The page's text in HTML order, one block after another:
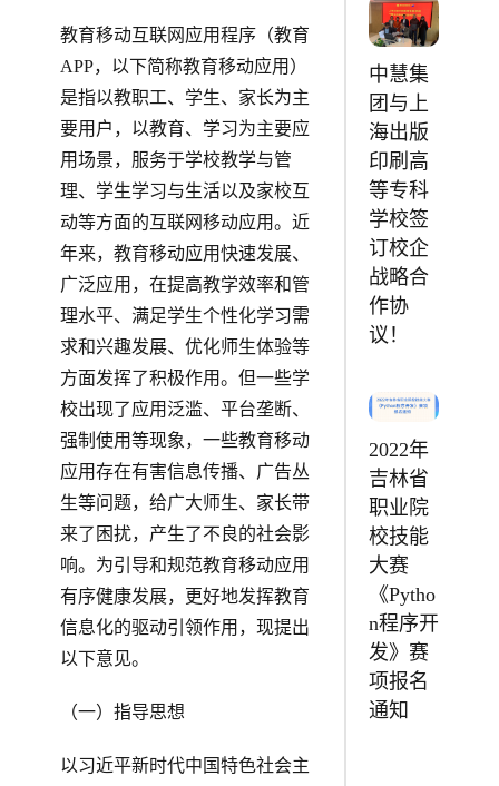
教育移动互联网应用程序（教育
APP，以下简称教育移动应用）
是指以教职工、学生、家长为主
要用户，以教育、学习为主要应
用场景，服务于学校教学与管
理、学生学习与生活以及家校互
动等方面的互联网移动应用。近
年来，教育移动应用快速发展、
广泛应用，在提高教学效率和管
理水平、满足学生个性化学习需
求和兴趣发展、优化师生体验等
方面发挥了积极作用。但一些学
校出现了应用泛滥、平台垄断、
强制使用等现象，一些教育移动
应用存在有害信息传播、广告丛
生等问题，给广大师生、家长带
来了困扰，产生了不良的社会影
响。为引导和规范教育移动应用
有序健康发展，更好地发挥教育
信息化的驱动引领作用，现提出
以下意见。
（一）指导思想
以习近平新时代中国特色社会主
中慧集
团与上
海出版
印刷高
等专科
学校签
订校企
战略合
作协
议！
2022年
吉林省
职业院
校技能
大赛
《Pytho
n程序开
发》赛
项报名
通知